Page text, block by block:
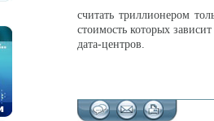
считать триллионером
стоимость которых
дата-центров.